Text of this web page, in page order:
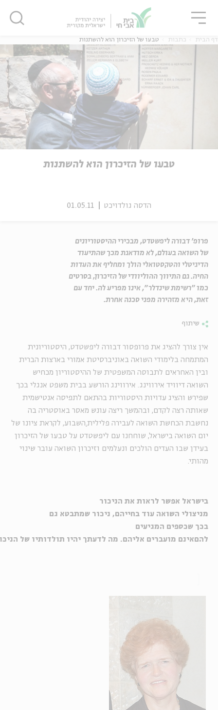
אנגלית נוער
אנגלית
דף הבית כתבות טבעו של הזיכרון הוא להשתנות
טבעו של הזיכרון הוא להשתנות
הדסה גולדויכט 01.05.11
פרופ' דבורה ליפשטדט, מבכירי ההיסטוריונים
של השואה בעולם, לא מודאגת מכך שהתיעוד
הדיגיטלי והטקסטואלי הולך ומחליף את העדות
החיה. גם התיווך ההוליוודי של הזיכרון, בסרטים
כמו "רשימת שינדלר", אינו מפריע לה. יחד עם
זאת, היא מזהירה מפני סכנה אחרת.
שיתוף
אין צורך להציג את פרופסור דבורה ליפשטדט, היסטוריונית
המתמחה בלימודי השואה באוניברסיטת אמורי בארצות הברית
ובין האחראים לתבוסה המשפטית של ההיסטוריון מכחיש
השואה דיוויד אירווינג. אירווינג הורשע בבית משפט אנגלי בכך
שפירש והציג עדויות היסטוריות בהתאם לתפיסה אנטישמית
שאותה רצה לקדם, ובהמשך ריצה עונש מאסר באוסטריה בה
נחשבת הכחשת השואה לעבירה פלילית השבוע, לקראת ציונו של
יום השואה בישראל, שוחחנו עם ליפשטדט על טבעו של הזיכרון
בעידן שבו העדים הולכים ונעלמים וזיכרון השואה עובר שינוי
מהותי.
בישראל אפשר לראות את הניכור
מניצולי השואה עוד בחייהם, ניכור שמתבטא גם
בכך שכספים המגיעים
להםאינם מועברים אליהם. מה לדעתך יהיו תולדותיו של
סגור